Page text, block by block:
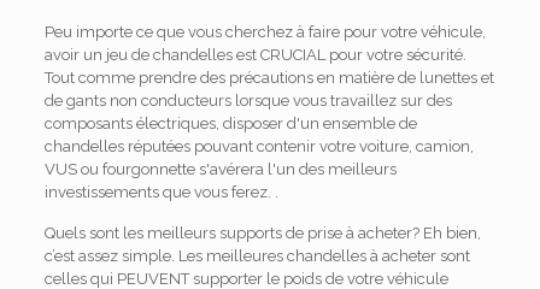
Peu importe ce que vous cherchez à faire pour votre véhicule,
avoir un jeu de chandelles est CRUCIAL pour votre sécurité.
Tout comme prendre des précautions en matière de lunettes et
de gants non conducteurs lorsque vous travaillez sur des
composants électriques, disposer d'un ensemble de
chandelles réputées pouvant contenir votre voiture, camion,
VUS ou fourgonnette s'avérera l'un des meilleurs
investissements que vous ferez. .
Quels sont les meilleurs supports de prise à acheter? Eh bien,
c’est assez simple. Les meilleures chandelles à acheter sont
celles qui PEUVENT supporter le poids de votre véhicule